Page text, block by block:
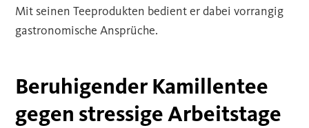
Mit seinen Teeprodukten bedient er dabei vorrangig
gastronomische Ansprüche.
Beruhigender Kamillentee
gegen stressige Arbeitstage